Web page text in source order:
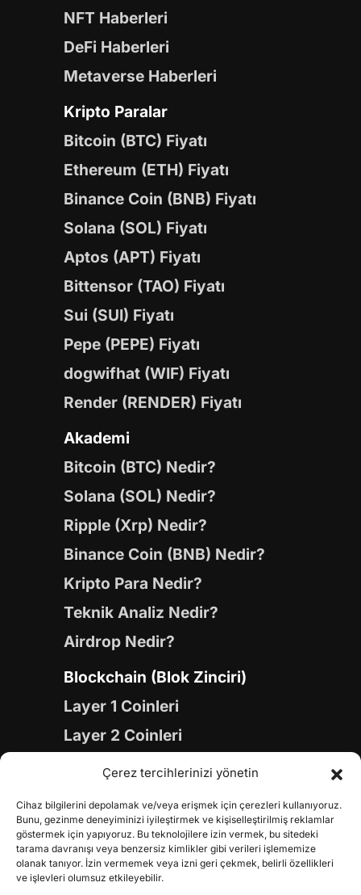
Çerez tercihlerinizi yönetin
Cihaz bilgilerini depolamak ve/veya erişmek için çerezleri kullanıyoruz.
Bunu, gezinme deneyiminizi iyileştirmek ve kişiselleştirilmiş reklamlar
göstermek için yapıyoruz. Bu teknolojilere izin vermek, bu sitedeki
tarama davranışı veya benzersiz kimlikler gibi verileri işlememize
olanak tanıyor. İzin vermemek veya izni geri çekmek, belirli özellikleri
ve işlevleri olumsuz etkileyebilir.
NFT Haberleri
DeFi Haberleri
Metaverse Haberleri
Kripto Paralar
Bitcoin (BTC) Fiyatı
Ethereum (ETH) Fiyatı
Binance Coin (BNB) Fiyatı
Solana (SOL) Fiyatı
Aptos (APT) Fiyatı
Bittensor (TAO) Fiyatı
Sui (SUI) Fiyatı
Pepe (PEPE) Fiyatı
dogwifhat (WIF) Fiyatı
Render (RENDER) Fiyatı
Akademi
Bitcoin (BTC) Nedir?
Solana (SOL) Nedir?
Ripple (Xrp) Nedir?
Binance Coin (BNB) Nedir?
Kripto Para Nedir?
Teknik Analiz Nedir?
Airdrop Nedir?
Blockchain (Blok Zinciri)
Layer 1 Coinleri
Layer 2 Coinleri
Yapay Zeka (AI) Coinleri
Gaming Coinleri
RWA Coinleri
DeFi Coinleri